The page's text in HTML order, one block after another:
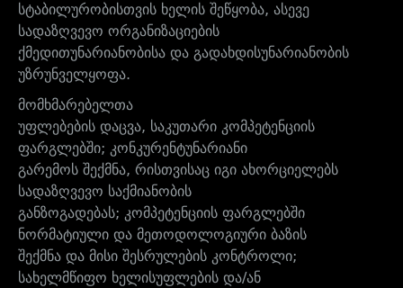
სტაბილურობისთვის ხელის შეწყობა, ასევე
სადაზღვევო ორგანიზაციების
ქმედითუნარიანობისა და გადახდისუნარიანობის
უზრუნველყოფა.
მომხმარებელთა
უფლებების დაცვა, საკუთარი კომპეტენციის
ფარგლებში; კონკურენტუნარიანი
გარემოს შექმნა, რისთვისაც იგი ახორციელებს
სადაზღვევო საქმიანობის
განზოგადებას; კომპეტენციის ფარგლებში
ნორმატიული და მეთოდოლოგიური ბაზის
შექმნა და მისი შესრულების კონტროლი;
სახელმწიფო ხელისუფლების და/ან